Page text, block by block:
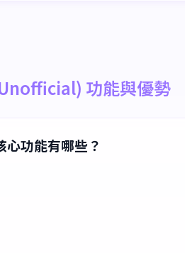
功能與優勢
功能有哪些？